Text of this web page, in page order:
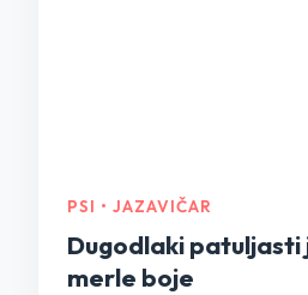
PSI • JAZAVIČAR
Dugodlaki
merle boje